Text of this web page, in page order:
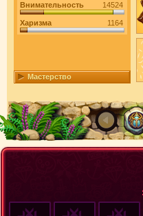
Внимательность 14524
Харизма 1164
Мастерство